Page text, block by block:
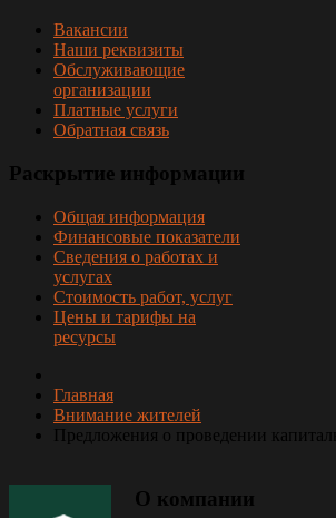
Вакансии
Наши реквизиты
Обслуживающие
организации
Платные услуги
Обратная связь
Раскрытие информации
Общая информация
Финансовые показатели
Сведения о работах и
услугах
Стоимость работ, услуг
Цены и тарифы на
ресурсы
Главная
Внимание жителей
Предложения о проведении
О компании